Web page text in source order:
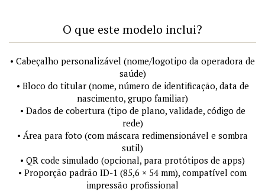
O que este modelo inclui?
• Cabeçalho personalizável (nome/logotipo da operadora de
saúde)
• Bloco do titular (nome, número de identificação, data de
nascimento, grupo familiar)
• Dados de cobertura (tipo de plano, validade, código de
rede)
• Área para foto (com máscara redimensionável e sombra
sutil)
• QR code simulado (opcional, para protótipos de apps)
• Proporção padrão ID-1 (85,6 × 54 mm), compatível com
impressão profissional